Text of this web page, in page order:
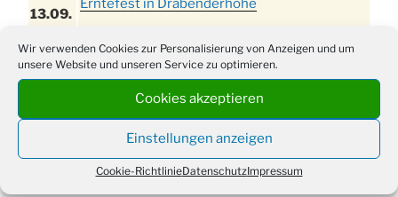
Wir verwenden Cookies zur Personalisierung von Anzeigen und um
unsere Website und unseren Service zu optimieren.
Cookies akzeptieren
Einstellungen anzeigen
Cookie-RichtlinieDatenschutzImpressum
13.09.
Erntefest in Drabenderhöhe
11.09.
Disco für Jung und Junggebliebene
(Ernteverein) im Stadtteilhaus oder
Gemeindehaus um 20:00 Uhr
12.09.
Erntedankgottesdienst mit dem
Kindergarten in der Kirche um 16:30 Uhr
Festabend Erntedank im Stadtteilhaus oder
Gemeindehaus um 19:00 Uhr